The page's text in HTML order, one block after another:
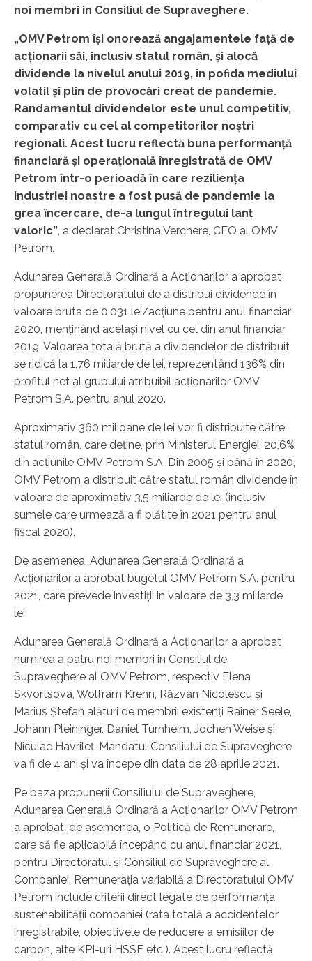
noi membri in Consiliul de Supraveghere.
„OMV Petrom își onorează angajamentele față de
acționarii săi, inclusiv statul român, și alocă
dividende la nivelul anului 2019, în pofida mediului
volatil și plin de provocări creat de pandemie.
Randamentul dividendelor este unul competitiv,
comparativ cu cel al competitorilor noștri
regionali. Acest lucru reflectă buna performanță
financiară și operațională înregistrată de OMV
Petrom într-o perioadă în care reziliența
industriei noastre a fost pusă de pandemie la
grea încercare, de-a lungul întregului lanț
valoric” , a declarat Christina Verchere, CEO al OMV
Petrom.
Adunarea Generală Ordinară a Acționarilor a aprobat
propunerea Directoratului de a distribui dividende în
valoare bruta de 0,031 lei/acțiune pentru anul financiar
2020, menținând același nivel cu cel din anul financiar
2019. Valoarea totală brută a dividendelor de distribuit
se ridică la 1,76 miliarde de lei, reprezentând 136% din
profitul net al grupului atribuibil acționarilor OMV
Petrom S.A. pentru anul 2020.
Aproximativ 360 milioane de lei vor fi distribuite către
statul român, care deține, prin Ministerul Energiei, 20,6%
din acțiunile OMV Petrom S.A. Din 2005 și până în 2020,
OMV Petrom a distribuit către statul român dividende în
valoare de aproximativ 3,5 miliarde de lei (inclusiv
sumele care urmează a fi plătite în 2021 pentru anul
fiscal 2020).
De asemenea, Adunarea Generală Ordinară a
Acționarilor a aprobat bugetul OMV Petrom S.A. pentru
2021, care prevede investiții in valoare de 3,3 miliarde
lei.
Adunarea Generală Ordinară a Acționarilor a aprobat
numirea a patru noi membri in Consiliul de
Supraveghere al OMV Petrom, respectiv Elena
Skvortsova, Wolfram Krenn, Răzvan Nicolescu și
Marius Ștefan alături de membrii existenți Rainer Seele,
Johann Pleininger, Daniel Turnheim, Jochen Weise și
Niculae Havrileţ. Mandatul Consiliului de Supraveghere
va fi de 4 ani și va începe din data de 28 aprilie 2021.
Pe baza propunerii Consiliului de Supraveghere,
Adunarea Generală Ordinară a Acționarilor OMV Petrom
a aprobat, de asemenea, o Politică de Remunerare,
care să fie aplicabilă începând cu anul financiar 2021,
pentru Directoratul și Consiliul de Supraveghere al
Companiei. Remunerația variabilă a Directoratului OMV
Petrom include criterii direct legate de performanța
sustenabilității companiei (rata totală a accidentelor
înregistrabile, obiectivele de reducere a emisiilor de
carbon, alte KPI-uri HSSE etc.). Acest lucru reflectă